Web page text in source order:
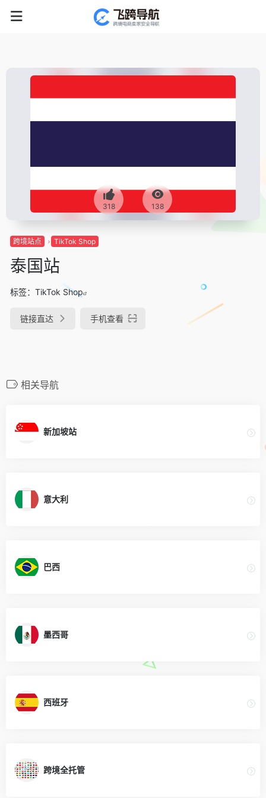
318 138
跨境站点 TikTok Shop
泰国站
标签： TikTok Shop
链接直达 手机查看
相关导航
新加坡站
意大利
巴西
墨西哥
西班牙
跨境全托管